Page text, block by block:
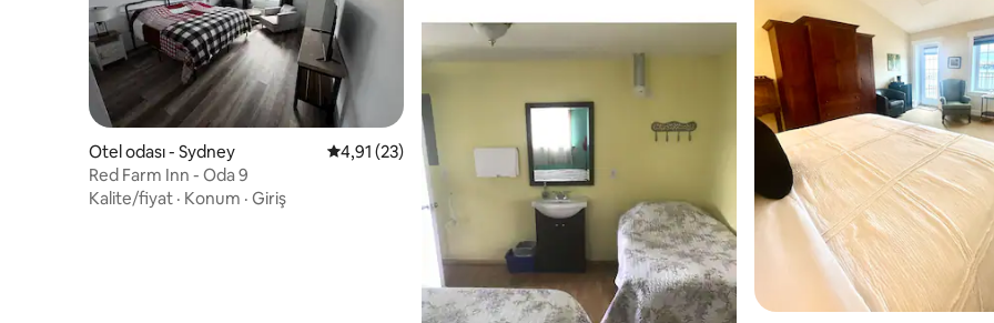
Otel odası - Sydney 5 üzerinden ortalama 4,91 puan, 23 değerlendirme
4,91 (23)
Red Farm Inn - Oda 9
Kalite/fiyat · Konum · Giriş